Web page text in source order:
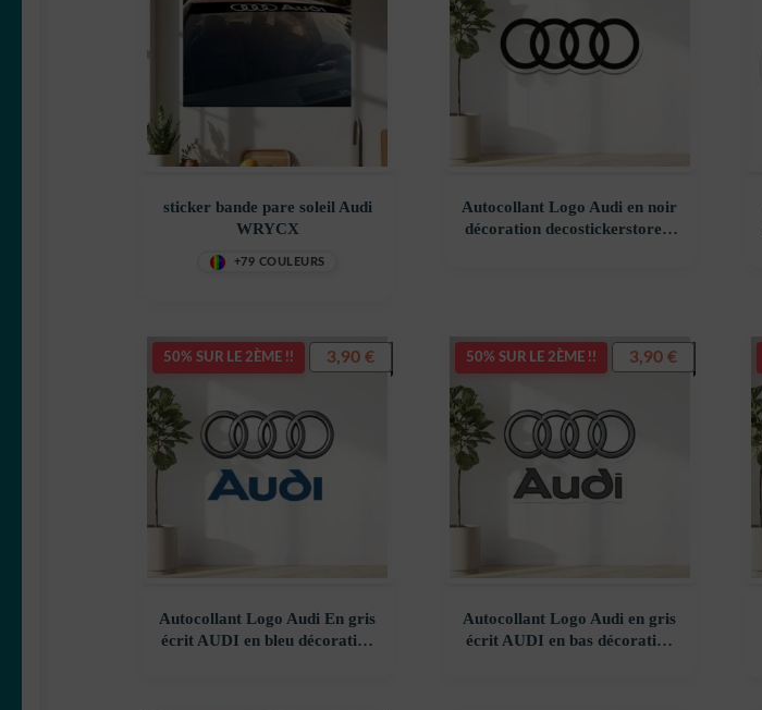
sticker bande pare soleil Audi
WRYCX
+79 COULEURS
Autocollant Logo Audi en noir
décoration decostickerstore –
50% SUR LE 2ÈME !!
Autocollant Logo Audi En gris
écrit AUDI en bleu décoration
3,90€ 50% SUR LE 2ÈME !!
Autocollant Logo Audi en gris
écrit AUDI en bas décoration
3,90 €